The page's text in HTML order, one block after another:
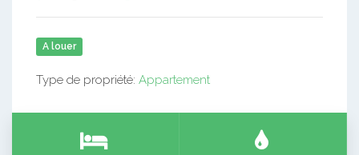
A louer
Type de propriété: Appartement